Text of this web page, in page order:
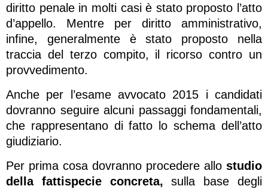
diritto penale in molti casi è stato proposto l’atto
d’appello. Mentre per diritto amministrativo,
infine, generalmente è stato proposto nella
traccia del terzo compito, il ricorso contro un
provvedimento.
Anche per l’esame avvocato 2015 i candidati
dovranno seguire alcuni passaggi fondamentali,
che rappresentano di fatto lo schema dell’atto
giudiziario.
Per prima cosa dovranno procedere allo studio
della fattispecie concreta, sulla base degli